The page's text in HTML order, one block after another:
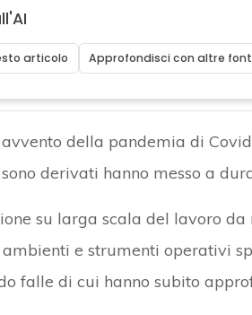
articolo Approfondisci con altre
avvento della pandemia di
sono derivati hanno messo a
su larga scala del lavoro
e strumenti operativi
falle di cui hanno subito